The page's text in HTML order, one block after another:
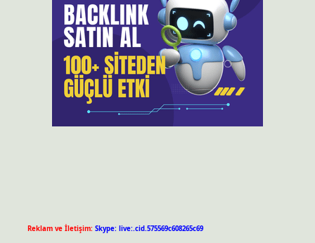
Reklam ve İletişim: Skype: live:.cid.575569c608265c69